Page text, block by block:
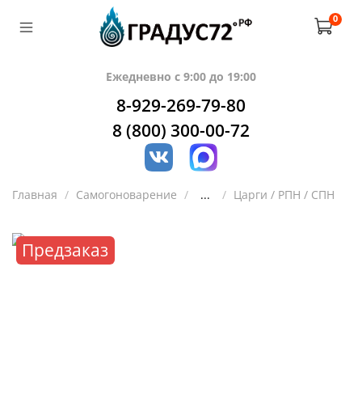
0
Ежедневно с 9:00 до 19:00
8-929-269-79-80
8 (800) 300-00-72
Главная Самогоноварение ... Царги / РПН / СПН
Предзаказ